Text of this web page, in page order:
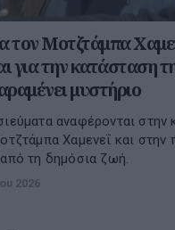
τον Μοτζτάμπα
για την κατάσταση
μυστήριο
αναφέρονται στην
Χαμενεΐ και στην
τη δημόσια ζωή.
2026